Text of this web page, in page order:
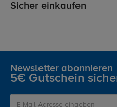
Sicher einkaufen
Newsletter abonnieren
5€ Gutschein